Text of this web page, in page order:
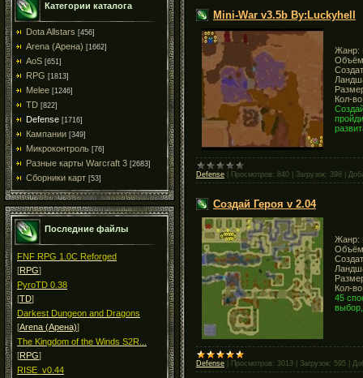
Категории каталога
Dota Allstars [456]
Arena (Арена) [1662]
AoS [651]
RPG [1813]
Melee [1246]
TD [822]
Defense [1716]
Кампании [349]
Микроконтроль [76]
Разные карты Warcraft 3 [2683]
Сборники карт [53]
Последние файлы
FNF RPG 1.0C Reforged
[RPG]
PyroTD 0.38
[TD]
Darkest Dungeon and Dragons
[Arena (Арена)]
The Kingdom of the Winds S2R...
[RPG]
RISE_v0.44
Mini-War v3.5b By:Luckyhell
Жанр:
Кол-
Defense Просмотров: 840 Загрузок: 398
Создай Героя v 2.04
Жанр:
Кол-
45
Defense Просмотров: 3013 Загрузок: 595